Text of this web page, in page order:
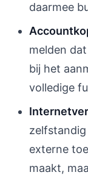
daarmee
melden
bij het
volledige
externe
maakt,